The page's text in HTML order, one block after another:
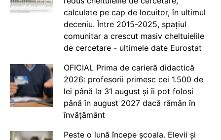
calculate pe cap de locuitor, în ultimul
deceniu. Între 2015-2025, spațiul
comunitar a crescut masiv cheltuielile
de cercetare - ultimele date Eurostat
OFICIAL Prima de carieră didactică
2026: profesorii primesc cei 1.500 de
lei până la 31 august și îi pot folosi
până în august 2027 dacă rămân în
învățământ
Peste o lună începe școala. Elevii și